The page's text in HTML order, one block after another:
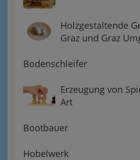
Holzgestaltende
Graz und Graz
Bodenschleifer
Erzeugung von
Art
Bootbauer
Hobelwerk